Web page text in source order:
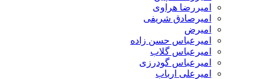
امیررضا هراوی
امیرصادق شریفی
امیرض
امیرعباس حسن زاده
امیرعباس گلاب
امیرعباس گودرزی
امیرعلی ارباب